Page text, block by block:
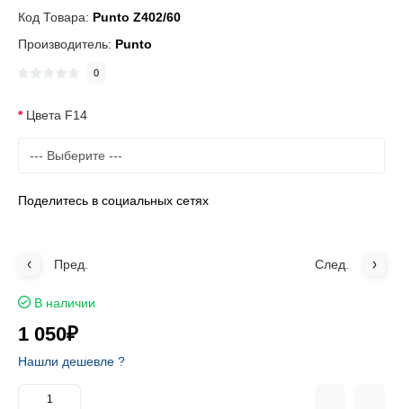
Код Товара: Punto Z402/60
Производитель: Punto
0
Цвета F14
Поделитесь в социальных сетях
Пред. След.
В наличии
1 050₽
Нашли дешевле ?